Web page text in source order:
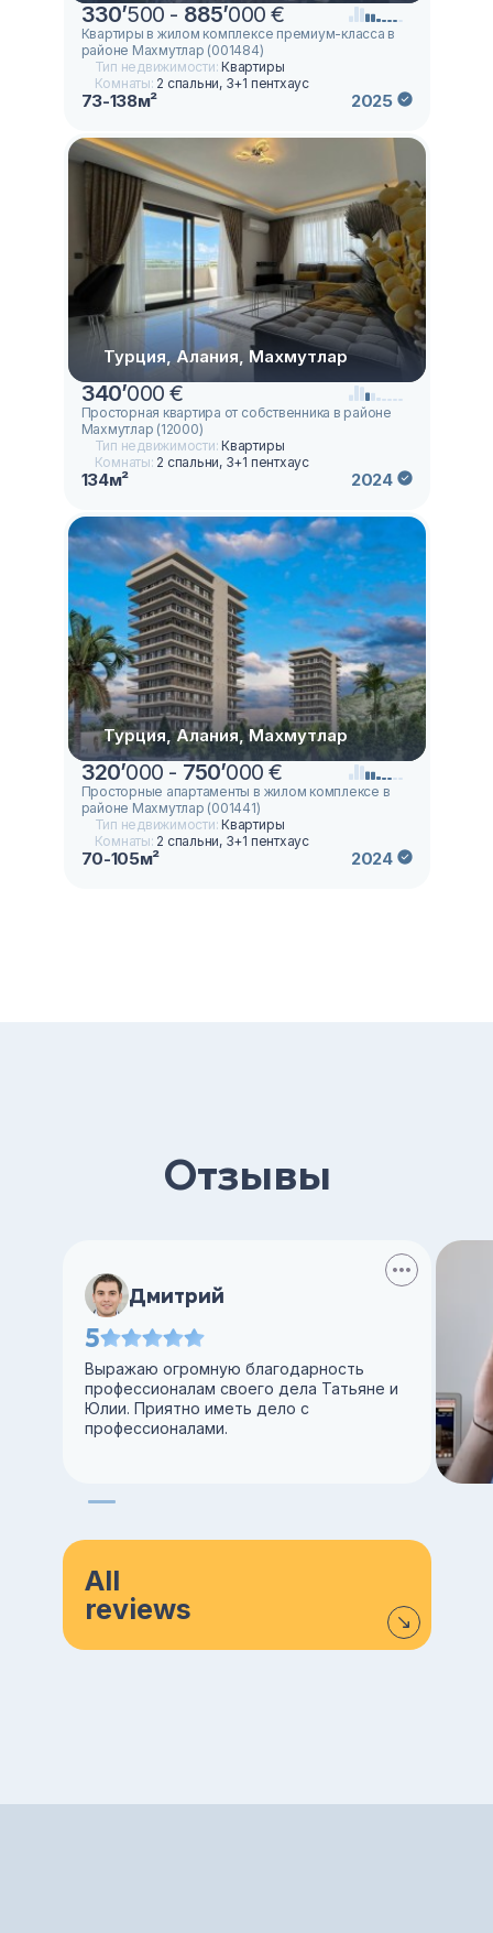
330’500 - 885’000 €
Квартиры в жилом комплексе премиум-класса в
районе Махмутлар (001484)
Тип недвижимости:Квартиры
Комнаты: 2 спальни, 3+1 пентхаус
73-138м² 2025
Турция, Алания, Махмутлар
340’000 €
Просторная квартира от собственника в районе
Махмутлар (12000)
Тип недвижимости:Квартиры
Комнаты: 2 спальни, 3+1 пентхаус
134м² 2024
Турция, Алания, Махмутлар
320’000 - 750’000 €
Просторные апартаменты в жилом комплексе в
районе Махмутлар (001441)
Тип недвижимости:Квартиры
Комнаты: 2 спальни, 3+1 пентхаус
70-105м² 2024
Отзывы
Дмитрий
5
Выражаю огромную благодарность
профессионалам своего дела Татьяне и
Юлии. Приятно иметь дело с
профессионалами.
All
reviews